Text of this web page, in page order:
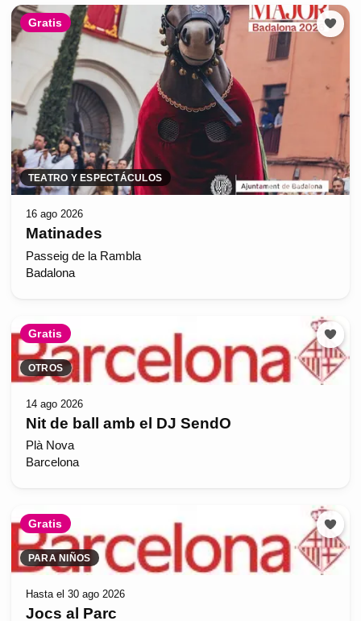
Gratis
TEATRO Y ESPECTÁCULOS
16 ago 2026
Matinades
Passeig de la Rambla
Badalona
Gratis
OTROS
14 ago 2026
Nit de ball amb el DJ SendO
Plà Nova
Barcelona
Gratis
PARA NIÑOS
Hasta el 30 ago 2026
Jocs al Parc